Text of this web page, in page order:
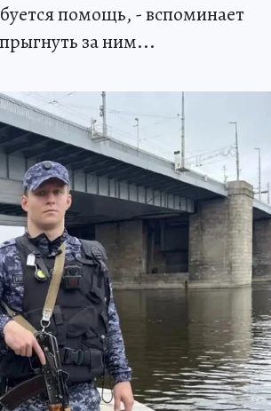
помощь, - вспоминает
за ним...